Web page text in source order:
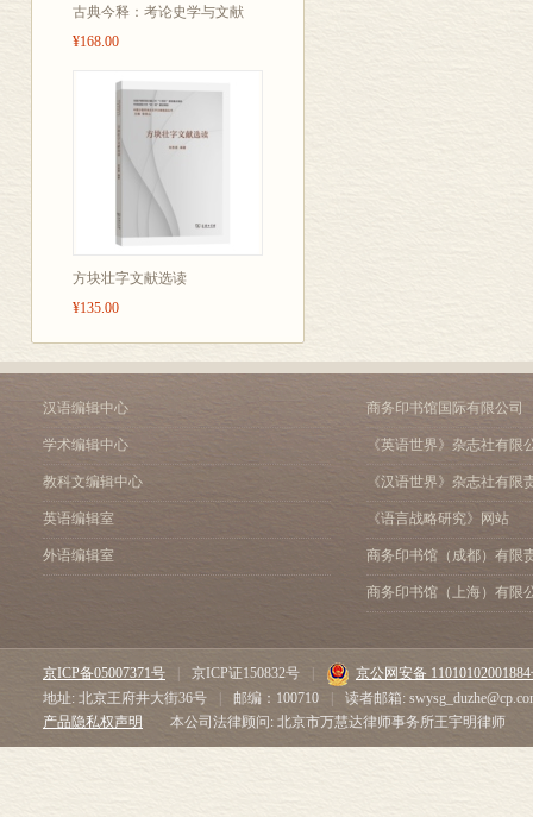
古典今释：考论史学与文献
¥168.00
方块壮字文献选读
¥135.00
主要参考文献
汉语编辑中心
学术编辑中心
教科文编辑中心
英语编辑室
外语编辑室
商务印书馆国际有限公司
《英语世界》杂志社有限
《汉语世界》杂志社有限
《语言战略研究》网站
商务印书馆（成都）有限
商务印书馆（上海）有限
京ICP备05007371号 京ICP证150832号
京公网安备
地址: 北京王府井大街36号
邮编：100710
读者邮箱:
产品隐私权声明
本公司法律顾问: 北京市万慧达律师事务所王宇明律师